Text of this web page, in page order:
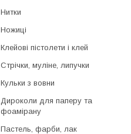
Нитки
Ножиці
Клейові пістолети і клей
Стрічки, муліне, липучки
Кульки з вовни
Дироколи для паперу та
фоамірану
Пастель, фарби, лак